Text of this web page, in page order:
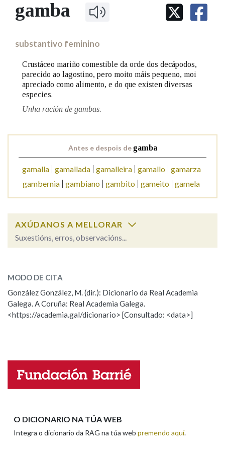
IDENTIDADE CORPORATIVA
MARCIAL DEL ADALID
FIGURAS HOMENAXEADAS
PRIMAVERA DAS LETRAS
PORTAL DAS PALABRAS
Facebook
TwitterYoutubeInstagramBluesky
BUSCAR NOS LEMAS
Remata por
Contén
BUSCAR NO CONTIDO
Nas definicións
Nos exemplos
OUTRAS OPCIÓNS DE BUSCA
Marcas gramaticais
gamba
substantivo feminino
Crustáceo mariño comestible da orde dos decápodos,
parecido ao lagostino, pero moito máis pequeno, moi
apreciado como alimento, e do que existen diversas
especies.
Unha ración de gambas.
Antes e despois degamba
gamalla gamallada gamalleira gamallo
gamarza
gambernia gambiano gambito gameito gamela
AXÚDANOS A MELLORAR
Suxestións, erros, observacións...
ESCOLLE UNHA OPCIÓN:
Observación Hai un erro na palabra
Propoño mellorar a definición
Nome
MODO DE CITA
González González, M. (dir.): Dicionario da Real Academia
Galega. A Coruña: Real Academia Galega.
<https://academia.gal/dicionario> [Consultado: <data>]
O DICIONARIO NA TÚA WEB
Integra o dicionario da RAG na túa web premendo aquí.